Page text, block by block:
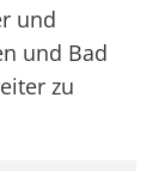
und
und Bad
zu